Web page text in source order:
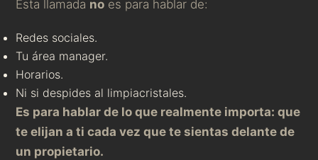
Esta llamada no es para hablar de:
Redes sociales.
Tu área manager.
Horarios.
Ni si despides al limpiacristales.
Es para hablar de lo que realmente importa: que
te elijan a ti cada vez que te sientas delante de
un propietario.